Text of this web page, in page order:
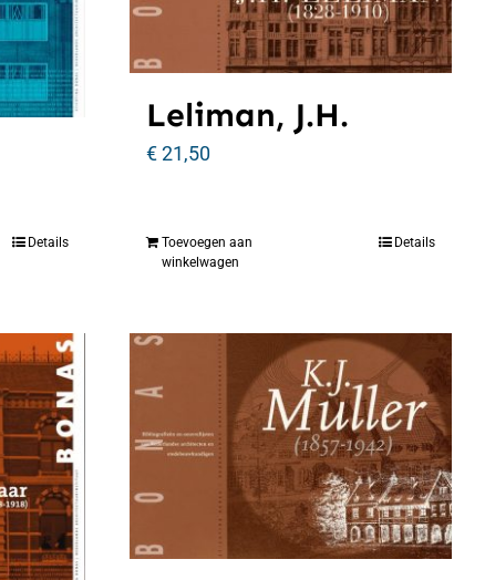
Details
Leliman, J.H.
€21,50
Toevoegen aan
winkelwagen
Details